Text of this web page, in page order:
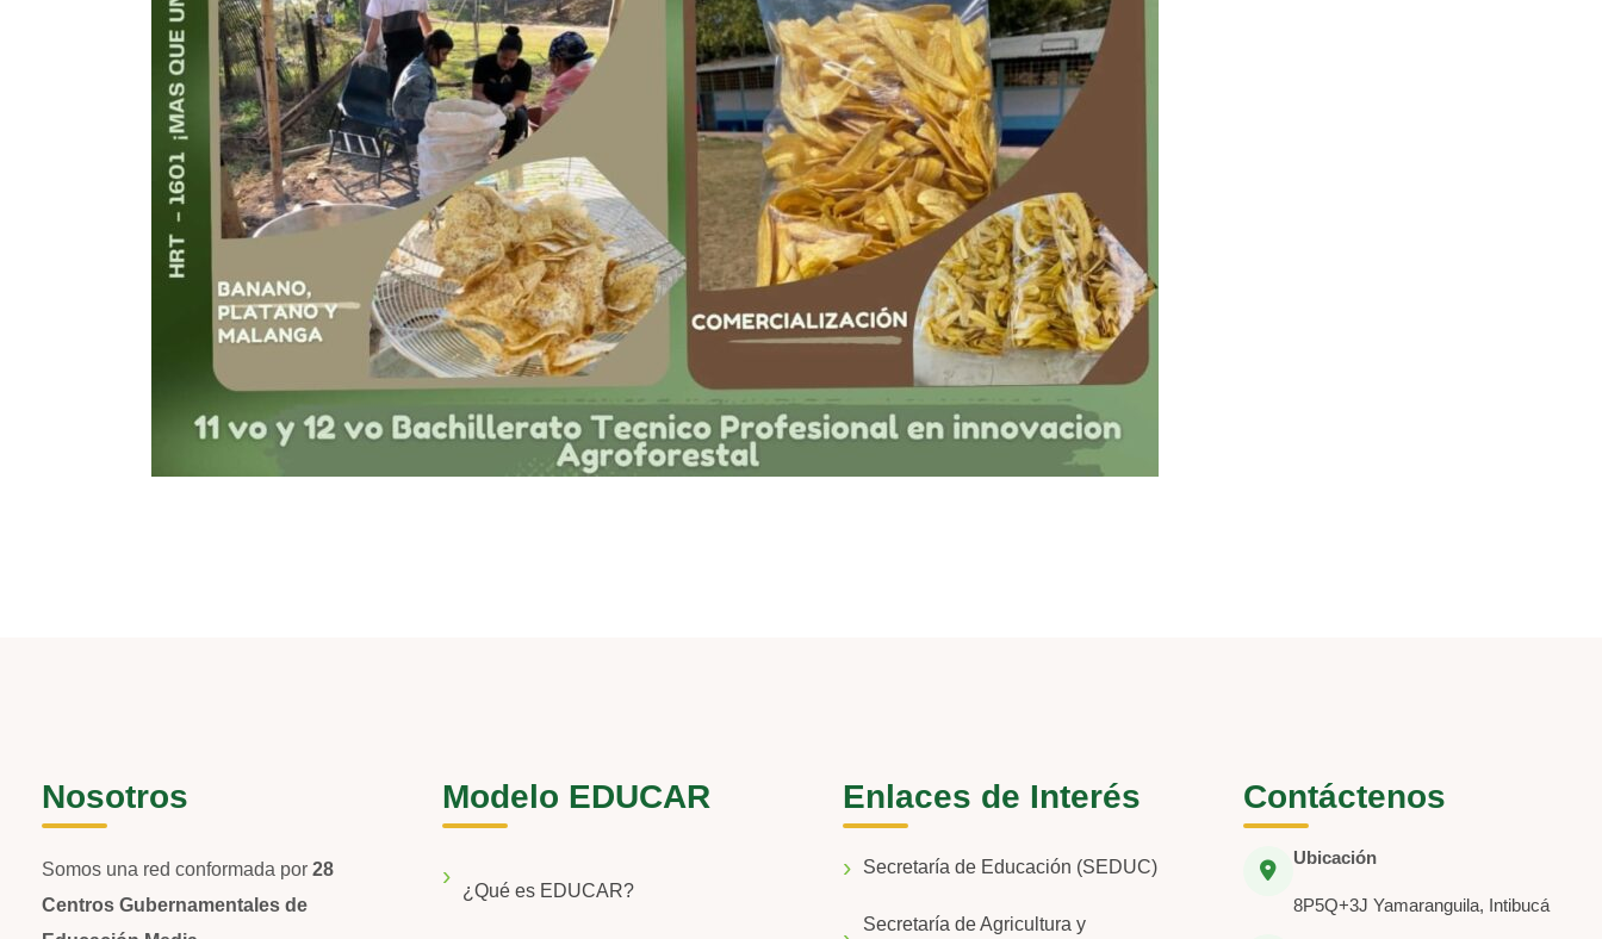
Nosotros
Somos una red conformada por 28
Centros Gubernamentales de
Modelo EDUCAR
¿Qué es EDUCAR?
Enlaces de Interés
Secretaría de Educación (SEDUC)
Secretaría de Agricultura y
Contáctenos
Ubicación
8P5Q+3J Yamaranguila, Intibucá